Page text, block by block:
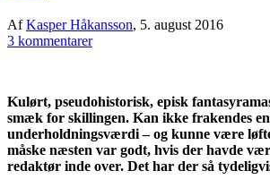
AfKasper Håkansson, 5. august 2016
3 kommentarer
Kulørt, pseudohistorisk, episk
smæk for skillingen. Kan ikke frakendes
underholdningsværdi – og kunne være
måske næsten var godt, hvis der havde
redaktør inde over. Det har der så